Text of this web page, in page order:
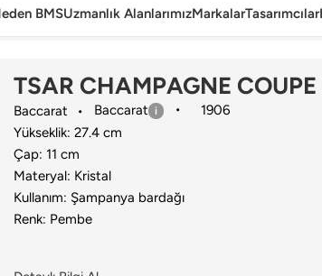
BMSUzmanlık AlanlarımızMarkalarTasarımcılar
Ana Sayfa›Sofra Grubu›Kadeh & Kadeh Seti›
TSAR CHAMPAGNE
Baccarat Baccarat
1906
Yükseklik: 27.4 cm
Çap: 11 cm
Materyal: Kristal
Kullanım: Şampanya bardağı
Renk: Pembe